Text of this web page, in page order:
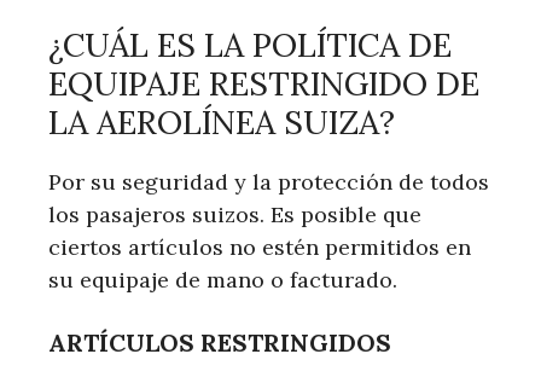
¿CUÁL ES LA POLÍTICA DE
EQUIPAJE RESTRINGIDO DE
LA AEROLÍNEA SUIZA?
Por su seguridad y la protección de todos
los pasajeros suizos. Es posible que
ciertos artículos no estén permitidos en
su equipaje de mano o facturado.
ARTÍCULOS RESTRINGIDOS